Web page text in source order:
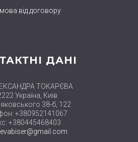
від договору
ДАНІ
ТОКАРЄВА
Україна, Київ
38-б, 122
+380952141067
+380445468403